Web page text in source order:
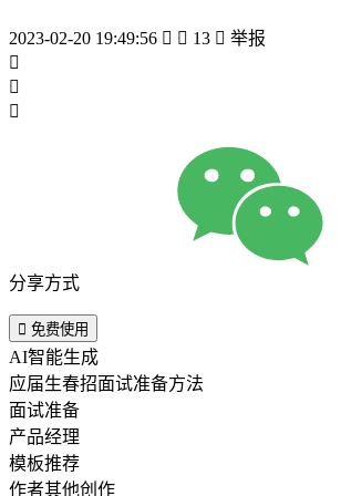
2023-02-20 19:49:56   13  举报



分享方式
 免费使用
AI智能生成
应届生春招面试准备方法
面试准备
产品经理
模板推荐
作者其他创作